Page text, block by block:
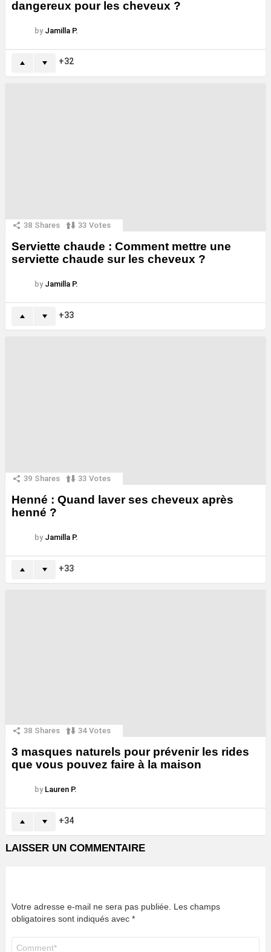
dangereux pour les cheveux ?
by Jamilla P.
32
38 Shares 33 Votes
Serviette chaude : Comment mettre une
serviette chaude sur les cheveux ?
by Jamilla P.
33
39 Shares 33 Votes
Henné : Quand laver ses cheveux après
henné ?
by Jamilla P.
33
38 Shares 34 Votes
3 masques naturels pour prévenir les rides
que vous pouvez faire à la maison
by Lauren P.
34
LAISSER UN COMMENTAIRE
Votre adresse e-mail ne sera pas publiée. Les champs
obligatoires sont indiqués avec *